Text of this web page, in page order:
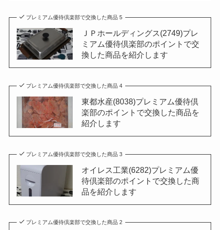
プレミアム優待倶楽部で交換した商品 5
ＪＰホールディングス(2749)プレ
ミアム優待倶楽部のポイントで交
換した商品を紹介します
プレミアム優待倶楽部で交換した商品 4
東都水産(8038)プレミアム優待倶
楽部のポイントで交換した商品を
紹介します
プレミアム優待倶楽部で交換した商品 3
オイレス工業(6282)プレミアム優
待倶楽部のポイントで交換した商
品を紹介します
プレミアム優待倶楽部で交換した商品 2